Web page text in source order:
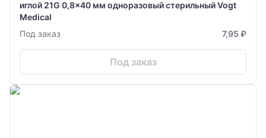
иглой 21G 0,8x40 мм одноразовый стерильный Vogt
Medical
Под заказ
7,95 ₽
Под заказ